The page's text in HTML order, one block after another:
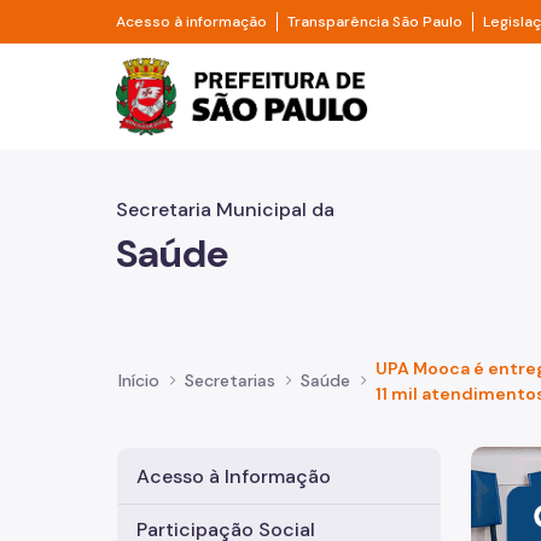
Pular para o Conteúdo principal
Acesso à informação Divisor de acesso à informação
Transparência São Paulo Divisor
Prefeitura de São
Secretaria Municipal da
Saúde
Início Secretarias Saúde
UPA Mooca é
11 mil
Acesso à Informação
Participação Social